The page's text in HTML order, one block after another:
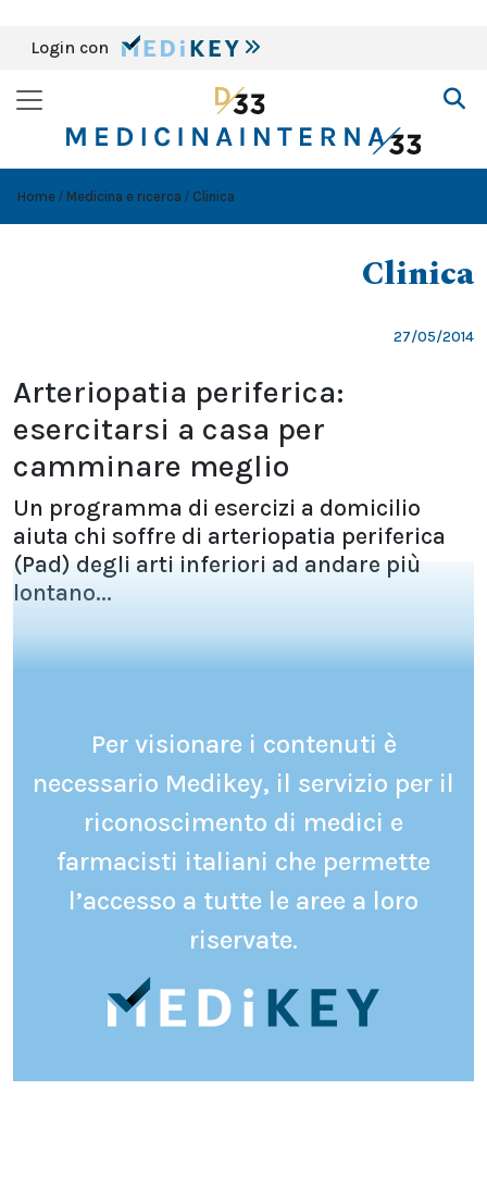
Login con
Home Medicina e ricerca Clinica
Clinica
27/05/2014
Arteriopatia periferica:
esercitarsi a casa per
camminare meglio
Un programma di esercizi a domicilio
aiuta chi soffre di arteriopatia periferica
(Pad) degli arti inferiori ad andare più
lontano...
Per visionare i contenuti è
necessario Medikey, il servizio per il
riconoscimento di medici e
farmacisti italiani che permette
l’accesso a tutte le aree a loro
riservate.